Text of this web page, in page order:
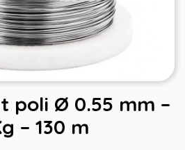
poli Ø 0.55 mm –
– 130 m